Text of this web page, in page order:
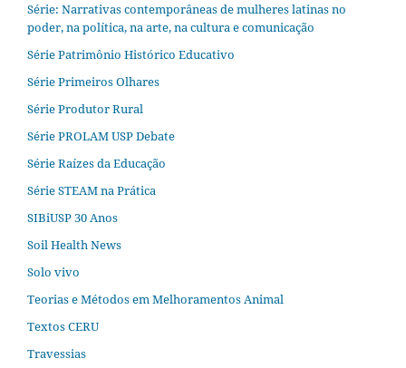
Série: Narrativas contemporâneas de mulheres latinas no
poder, na política, na arte, na cultura e comunicação
Série Patrimônio Histórico Educativo
Série Primeiros Olhares
Série Produtor Rural
Série PROLAM USP Debate
Série Raízes da Educação
Série STEAM na Prática
SIBiUSP 30 Anos
Soil Health News
Solo vivo
Teorias e Métodos em Melhoramentos Animal
Textos CERU
Travessias